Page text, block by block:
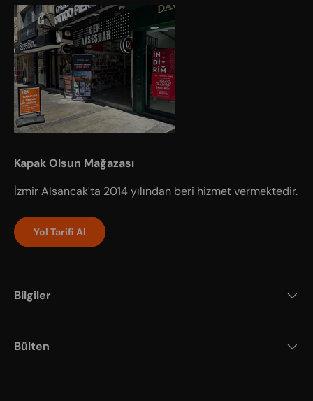
Kapak Olsun Mağazası
İzmir Alsancak'ta 2014 yılından beri hizmet vermektedir.
Yol Tarifi Al
Bilgiler
Bülten